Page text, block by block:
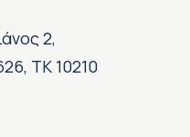
2,
ΤΚ 10210